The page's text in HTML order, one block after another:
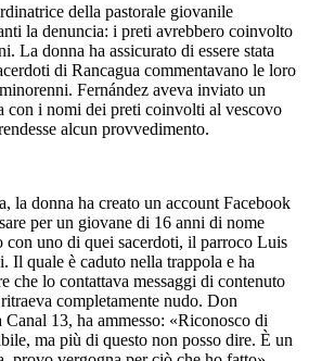
della pastorale giovanile
la denuncia: i preti avrebbero coinvolto
La donna ha assicurato di essere stata
di Rancagua commentavano le loro
Fernández aveva inviato un
con i nomi dei preti coinvolti al vescovo
alcun provvedimento.
la donna ha creato un account Facebook
per un giovane di 16 anni di nome
con uno di quei sacerdoti, il parroco Luis
Il quale è caduto nella trappola e ha
che lo contattava messaggi di contenuto
completamente nudo. Don
13, ha ammesso: «Riconosco di
ma più di questo non posso dire. È un